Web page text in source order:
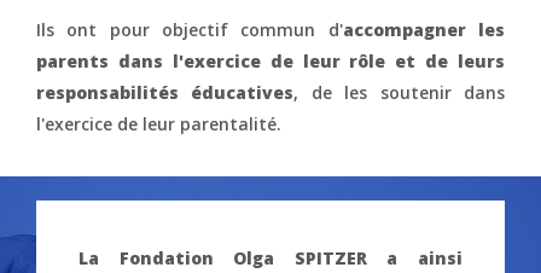
Ils ont pour objectif commun d'accompagner les
parents dans l'exercice de leur rôle et de leurs
responsabilités éducatives, de les soutenir dans
l'exercice de leur parentalité.
La Fondation Olga SPITZER a ainsi